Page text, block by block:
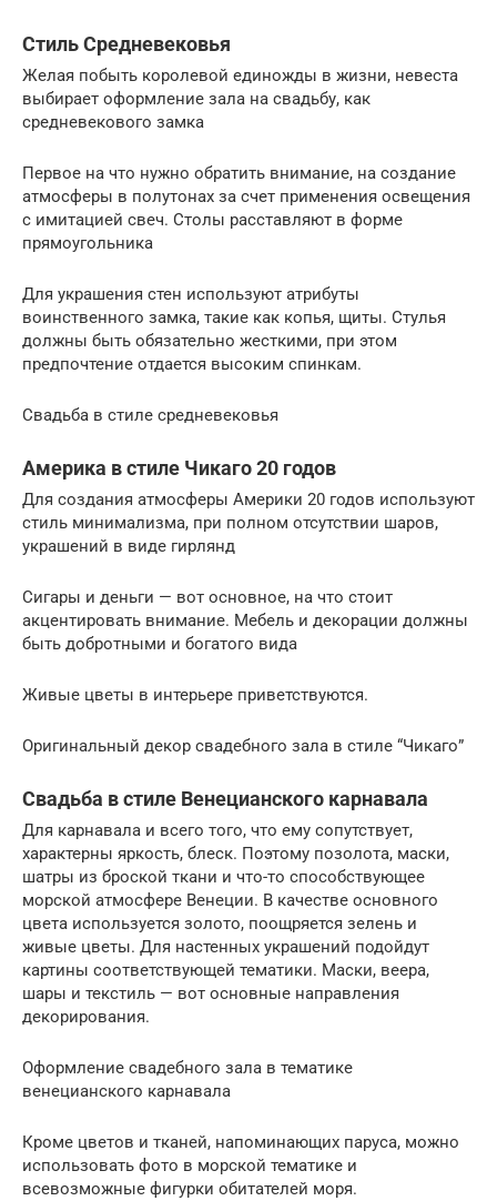
Стиль Средневековья
Желая побыть королевой единожды в жизни, невеста
выбирает оформление зала на свадьбу, как
средневекового замка
Первое на что нужно обратить внимание, на создание
атмосферы в полутонах за счет применения освещения
с имитацией свеч. Столы расставляют в форме
прямоугольника
Для украшения стен используют атрибуты
воинственного замка, такие как копья, щиты. Стулья
должны быть обязательно жесткими, при этом
предпочтение отдается высоким спинкам.
Свадьба в стиле средневековья
Америка в стиле Чикаго 20 годов
Для создания атмосферы Америки 20 годов используют
стиль минимализма, при полном отсутствии шаров,
украшений в виде гирлянд
Сигары и деньги — вот основное, на что стоит
акцентировать внимание. Мебель и декорации должны
быть добротными и богатого вида
Живые цветы в интерьере приветствуются.
Оригинальный декор свадебного зала в стиле “Чикаго”
Свадьба в стиле Венецианского карнавала
Для карнавала и всего того, что ему сопутствует,
характерны яркость, блеск. Поэтому позолота, маски,
шатры из броской ткани и что-то способствующее
морской атмосфере Венеции. В качестве основного
цвета используется золото, поощряется зелень и
живые цветы. Для настенных украшений подойдут
картины соответствующей тематики. Маски, веера,
шары и текстиль — вот основные направления
декорирования.
Оформление свадебного зала в тематике
венецианского карнавала
Кроме цветов и тканей, напоминающих паруса, можно
использовать фото в морской тематике и
всевозможные фигурки обитателей моря.